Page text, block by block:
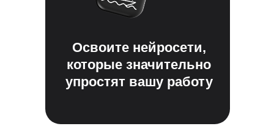
Освоите нейросети,
которые значительно
упростят вашу работу